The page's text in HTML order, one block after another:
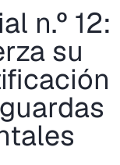
n.º 12:
su